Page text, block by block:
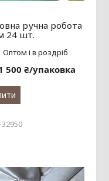
ручна робота
24 шт.
Оптом і в роздріб
500 ₴/упаковка
32950